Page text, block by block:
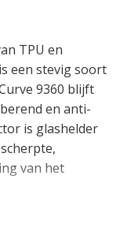
TPU en
een stevig soort
9360 blijft
en anti-
is glashelder
van het